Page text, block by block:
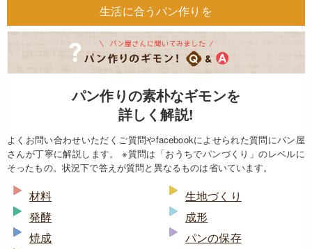
生活に合うパン作りを
パン作りの素朴なギモンを
詳しく解説!
よくお問い合わせいただくご質問やfacebookによせられた質問にパン屋
さんが丁寧に解説します。
※質問は「おうちでパンづくり」のレベルに
そったもの。 状況下で答えが質問と異なるものは省いています。
材料
生地づくり
発酵
成形
焼成
パンの保存